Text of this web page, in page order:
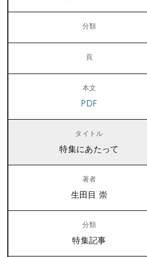
PDF
特集にあたって
生田目 崇
特集記事